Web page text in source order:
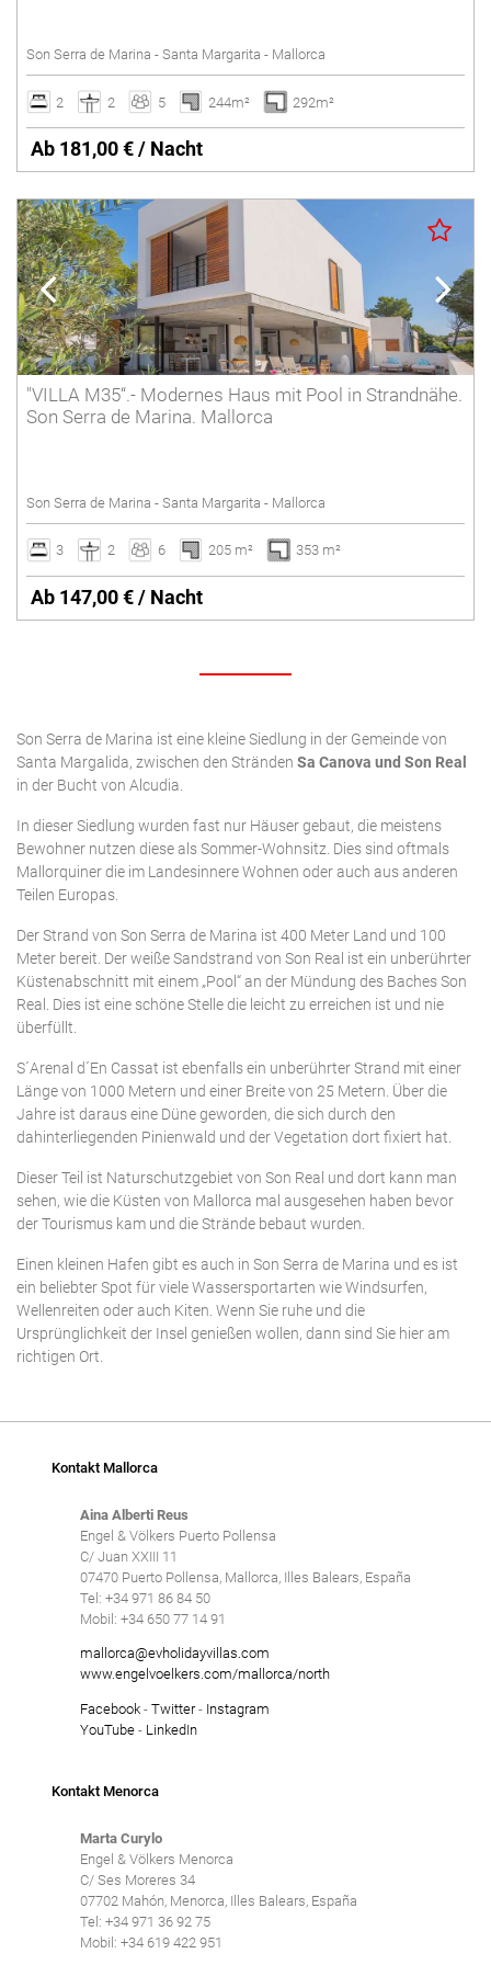
Tennisplatz
Umzäunter Pool
Villen mit Service
Winterferien
Löschen
Son Serra de Marina - Santa Margarita - Mallorca
2 2 5 244m² 292m²
Ab 181,00 € / Nacht
"VILLA M35“.- Modernes Haus mit Pool in Strandnähe.
Son Serra de Marina. Mallorca
Son Serra de Marina - Santa Margarita - Mallorca
3 2 6 205 m² 353 m²
Ab 147,00 € / Nacht
Son Serra de Marina ist eine kleine Siedlung in der Gemeinde von
Santa Margalida, zwischen den Stränden Sa Canova und Son Real
in der Bucht von Alcudia.
In dieser Siedlung wurden fast nur Häuser gebaut, die meistens
Bewohner nutzen diese als Sommer-Wohnsitz. Dies sind oftmals
Mallorquiner die im Landesinnere Wohnen oder auch aus anderen
Teilen Europas.
Der Strand von Son Serra de Marina ist 400 Meter Land und 100
Meter bereit. Der weiße Sandstrand von Son Real ist ein unberührter
Küstenabschnitt mit einem „Pool“ an der Mündung des Baches Son
Real. Dies ist eine schöne Stelle die leicht zu erreichen ist und nie
überfüllt.
S´Arenal d´En Cassat ist ebenfalls ein unberührter Strand mit einer
Länge von 1000 Metern und einer Breite von 25 Metern. Über die
Jahre ist daraus eine Düne geworden, die sich durch den
dahinterliegenden Pinienwald und der Vegetation dort fixiert hat.
Dieser Teil ist Naturschutzgebiet von Son Real und dort kann man
sehen, wie die Küsten von Mallorca mal ausgesehen haben bevor
der Tourismus kam und die Strände bebaut wurden.
Einen kleinen Hafen gibt es auch in Son Serra de Marina und es ist
ein beliebter Spot für viele Wassersportarten wie Windsurfen,
Wellenreiten oder auch Kiten. Wenn Sie ruhe und die
Ursprünglichkeit der Insel genießen wollen, dann sind Sie hier am
richtigen Ort.
Kontakt Mallorca
Aina Alberti Reus
Engel & Völkers Puerto Pollensa
C/ Juan XXIII 11
07470 Puerto Pollensa, Mallorca, Illes Balears, España
Tel: +34 971 86 84 50
Mobil: +34 650 77 14 91
mallorca@evholidayvillas.com
www.engelvoelkers.com/mallorca/north
Facebook- Twitter- Instagram
YouTube- LinkedIn
Kontakt Menorca
Marta Curylo
Engel & Völkers Menorca
C/ Ses Moreres 34
07702 Mahón, Menorca, Illes Balears, España
Tel: +34 971 36 92 75
Mobil: +34 619 422 951